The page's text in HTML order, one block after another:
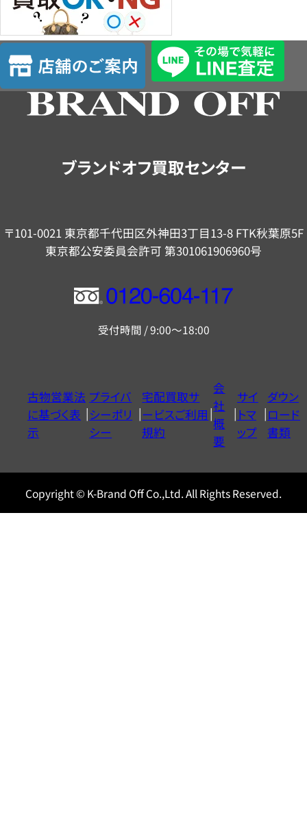
店
舗
の
ブランドオフ買取センター
〒101-0021 東京都千代田区外神田3丁目13-8 FTK秋葉原5F
東京都公安委員会許可 第301061906960号
フ
ー
ヤ
ル
0120604117
受付時間 / 9:00～18:00
古物営業法
に基づく表
示
プライバ
シーポリ
シー
宅配買取サ
ービスご利用
規約
会
社
概
要
サイ
トマ
ップ
ダウン
ロード
書類
Copyright © K-Brand Off Co.,Ltd. All Rights Reserved.